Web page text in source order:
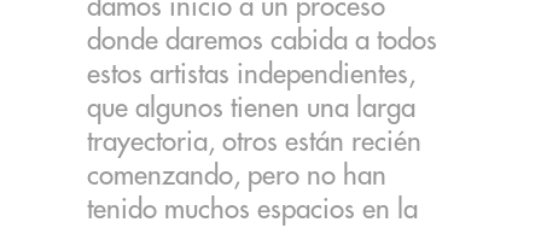
damos inicio a un proceso
donde daremos cabida a todos
estos artistas independientes,
que algunos tienen una larga
trayectoria, otros están recién
comenzando, pero no han
tenido muchos espacios en la